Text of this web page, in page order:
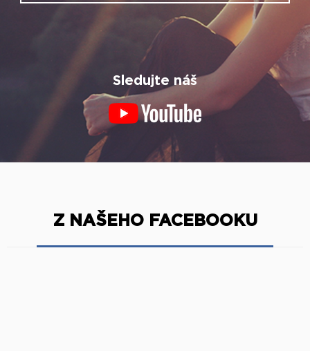
Sledujte náš
Z NAŠEHO FACEBOOKU